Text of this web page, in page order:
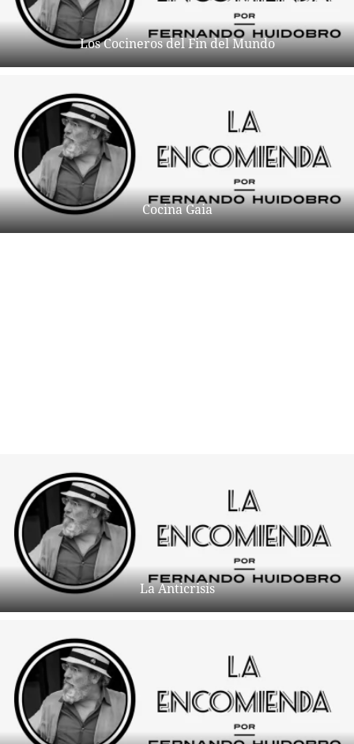
Los Cocineros del Fin del Mundo
Cocina Gaia
La Anticrisis